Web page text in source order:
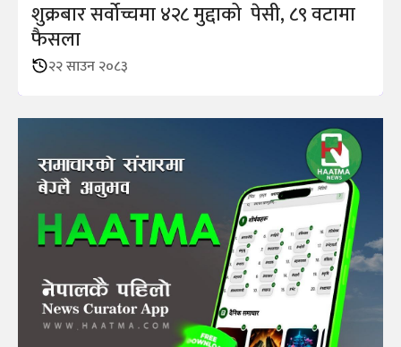
शुक्रबार सर्वोच्चमा ४२८ मुद्दाको पेसी, ८९ वटामा
फैसला
२२ साउन २०८३